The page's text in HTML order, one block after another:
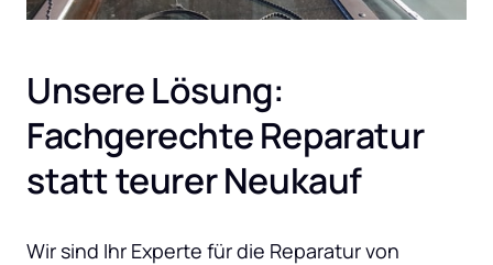
Unsere Lösung:
Fachgerechte Reparatur
statt teurer Neukauf
Wir sind Ihr Experte für die Reparatur von